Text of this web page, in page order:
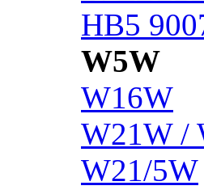
HB5
W5W
W16W
W21W /
W21/5W